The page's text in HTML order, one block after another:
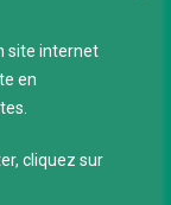
site internet
en
cliquez sur